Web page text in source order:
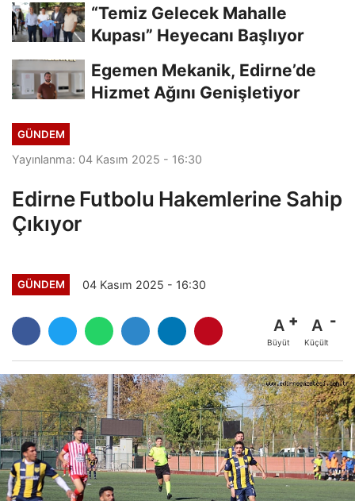
“Temiz Gelecek Mahalle
Kupası” Heyecanı Başlıyor
Egemen Mekanik, Edirne’de
Hizmet Ağını Genişletiyor
GÜNDEM
Yayınlanma: 04 Kasım 2025 - 16:30
Edirne Futbolu Hakemlerine Sahip
Çıkıyor
GÜNDEM 04 Kasım 2025 - 16:30
A
Büyüt
A
Küçült